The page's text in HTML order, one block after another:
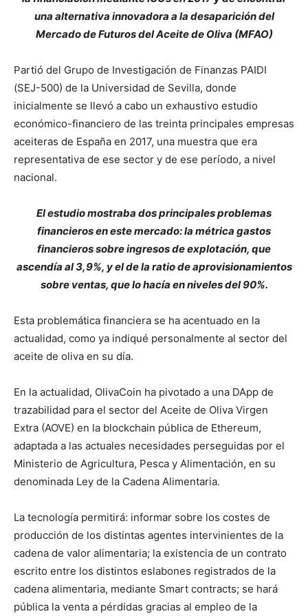
una alternativa innovadora a la desaparición del
Mercado de Futuros del Aceite de Oliva (MFAO)
Partió del Grupo de Investigación de Finanzas PAIDI
(SEJ-500) de la Universidad de Sevilla, donde
inicialmente se llevó a cabo un exhaustivo estudio
económico-financiero de las treinta principales empresas
aceiteras de España en 2017, una muestra que era
representativa de ese sector y de ese período, a nivel
nacional.
El estudio mostraba dos principales problemas
financieros en este mercado: la métrica gastos
financieros sobre ingresos de explotación, que
ascendía al 3,9%, y el de la ratio de aprovisionamientos
sobre ventas, que lo hacía en niveles del 90%.
Esta problemática financiera se ha acentuado en la
actualidad, como ya indiqué personalmente al sector del
aceite de oliva en su día.
En la actualidad, OlivaCoin ha pivotado a una DApp de
trazabilidad para el sector del Aceite de Oliva Virgen
Extra (AOVE) en la blockchain pública de Ethereum,
adaptada a las actuales necesidades perseguidas por el
Ministerio de Agricultura, Pesca y Alimentación, en su
denominada Ley de la Cadena Alimentaria.
La tecnología permitirá: informar sobre los costes de
producción de los distintas agentes intervinientes de la
cadena de valor alimentaria; la existencia de un contrato
escrito entre los distintos eslabones registrados de la
cadena alimentaria, mediante Smart contracts; se hará
pública la venta a pérdidas gracias al empleo de la